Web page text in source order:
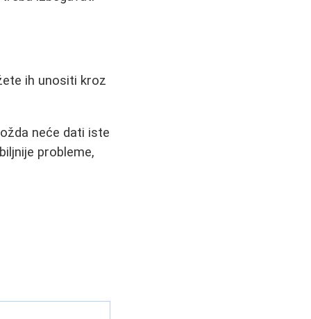
ih unositi kroz
neće dati iste
probleme,